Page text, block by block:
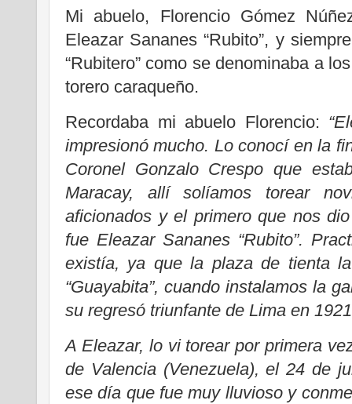
Mi abuelo, Florencio Gómez
Eleazar Sananes “Rubito”, y
“Rubitero” como se denominaba a
torero caraqueño.
Recordaba mi abuelo Florencio:
impresionó mucho. Lo conocí en la
Coronel Gonzalo Crespo que
Maracay, allí solíamos torear
aficionados y el primero que nos
fue Eleazar Sananes “Rubito”.
existía, ya que la plaza de tienta
“Guayabita”, cuando instalamos la
su regresó triunfante de Lima en
A Eleazar, lo vi torear por primera
de Valencia (Venezuela), el 24 de
ese día que fue muy lluvioso y